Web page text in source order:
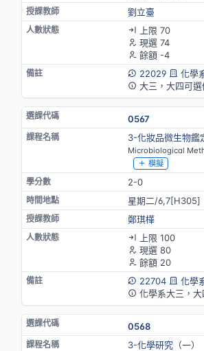
劉立臺
上限 70
現選 74
餘額 -4
22029
化學
大三，大四可選
0567
3-化妝品微生物鑑
Microbiological
模擬
2-0
星期二/6,7[H305]
鄭琪樺
上限 100
現選 80
餘額 20
22704
化學
化學系大三，大
0568
3-化學研究（一）